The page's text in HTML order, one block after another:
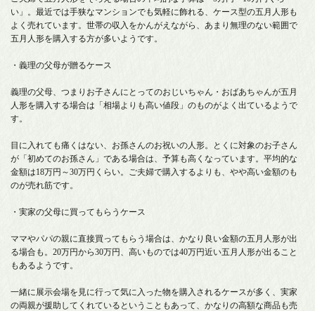
い」。最近では手狭なマンションでも気軽に飾れる、ケース型の五月人形も
よく売れています。世帯の収入をかんがえながら、あまり無理のない範囲で
五月人形を購入する方が多いようです。
・義理の父母が贈るケース
義理の父母、つまりお子さんにとってのおじいちゃん・おばあちゃんが五月
人形を購入する場合は「相場よりも高い値段」のものがよく出ているようで
す。
目に入れても痛くはない、お孫さんのお祝いの人形。とくに対象のお子さん
が「初めてのお孫さん」である場合は、予算も高くなっています。平均的な
金額は18万円～30万円くらい。ご夫婦で購入するよりも、やや高い金額のも
のが売れ筋です。
・実家の父母に買ってもらうケース
ママやパパの親に直接買ってもらう場合は、かなり良い金額の五月人形が出
る場合も。20万円から30万円、高いものでは40万円近い五月人形が出ること
もあるようです。
一緒に展示会場を見に行って気に入った物を購入されるケースが多く、実家
の両親が援助してくれているということもあって、かなりの高額な商品も売